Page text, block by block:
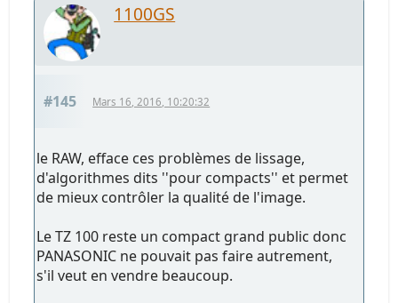
1100GS
#145 Mars 16, 2016, 10:20:32
le RAW, efface ces problèmes de lissage,
d'algorithmes dits ''pour compacts'' et permet
de mieux contrôler la qualité de l'image.
Le TZ 100 reste un compact grand public donc
PANASONIC ne pouvait pas faire autrement,
s'il veut en vendre beaucoup.